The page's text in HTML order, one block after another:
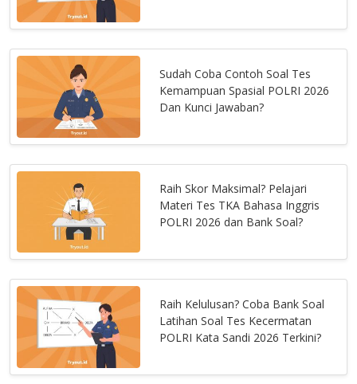
Sudah Coba Contoh Soal Tes
Kemampuan Spasial POLRI 2026
Dan Kunci Jawaban?
Raih Skor Maksimal? Pelajari
Materi Tes TKA Bahasa Inggris
POLRI 2026 dan Bank Soal?
Raih Kelulusan? Coba Bank Soal
Latihan Soal Tes Kecermatan
POLRI Kata Sandi 2026 Terkini?